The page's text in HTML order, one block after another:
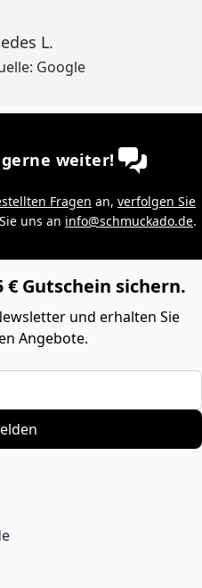
L.
Google
weiter!
Fragen an, verfolgen Sie
uns an info@schmuckado.de.
Gutschein sichern.
und erhalten Sie
Angebote.